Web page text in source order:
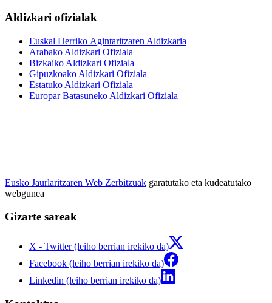
Aldizkari ofizialak
Euskal Herriko Agintaritzaren Aldizkaria
Arabako Aldizkari Ofiziala
Bizkaiko Aldizkari Ofiziala
Gipuzkoako Aldizkari Ofiziala
Estatuko Aldizkari Ofiziala
Europar Batasuneko Aldizkari Ofiziala
Eusko Jaurlaritzaren Web Zerbitzuak garatutako eta kudeatutako
webgunea
Gizarte sareak
X - Twitter (leiho berrian irekiko da)
Facebook (leiho berrian irekiko da)
Linkedin (leiho berrian irekiko da)